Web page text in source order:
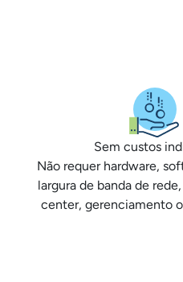
Sem custos
Não requer hardware,
largura de banda de
center, gerenciamento